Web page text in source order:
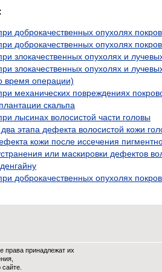
доброкачественных опухолях
доброкачественных опухолях
злокачественных опухолях и
злокачественных опухолях и
время операции)
механических повреждениях
скальпа
лысинах волосистой части головы
этапа дефекта волосистой кожи
кожи после иссечения
или маскировки дефектов
доброкачественных опухолях
права принадлежат их